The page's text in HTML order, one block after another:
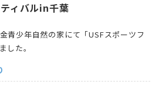
ィバルin千葉
青少年自然の家にて「USFスポーツフ
した。